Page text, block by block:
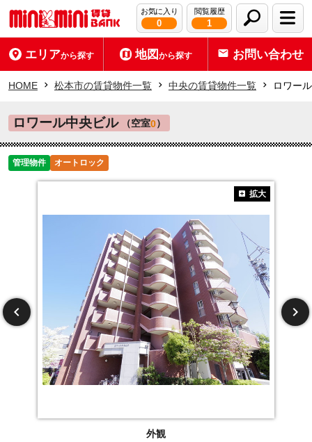
お気に入り
0
閲覧履歴
1
エリアから探す 地図から探す お問い合わせ
HOME 松本市の賃貸物件一覧 中央の賃貸物件一覧 ロワー
ロワール中央ビル （空室0）
管理物件 オートロック
外観
拡大